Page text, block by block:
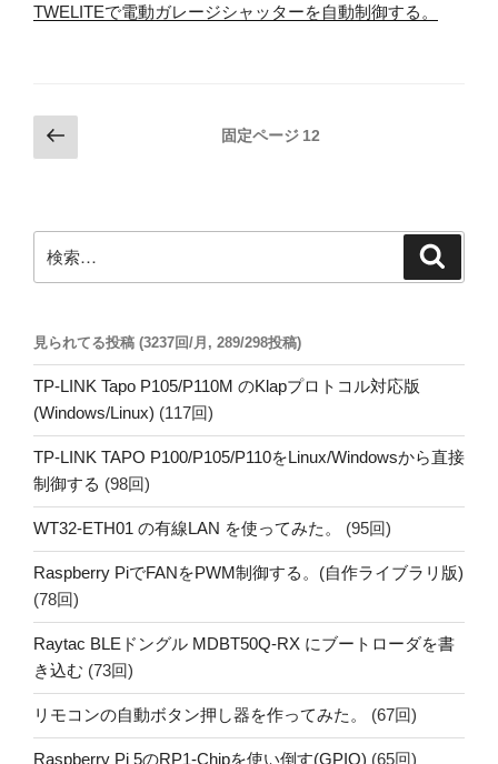
TWELITEで電動ガレージシャッターを自動制御する。
投
稿
ー
ジ
り
前
の
ジ
固定ページ 12
索:
見られてる投稿 (3237回/月, 289/298投稿)
TP-LINK Tapo P105/P110M のKlapプロトコル対応版
(Windows/Linux) (117回)
TP-LINK TAPO P100/P105/P110をLinux/Windowsから直接
制御する (98回)
WT32-ETH01 の有線LAN を使ってみた。 (95回)
Raspberry PiでFANをPWM制御する。(自作ライブラリ版)
(78回)
Raytac BLEドングル MDBT50Q-RX にブートローダを書
き込む (73回)
リモコンの自動ボタン押し器を作ってみた。 (67回)
Raspberry Pi 5のRP1-Chipを使い倒す(GPIO) (65回)